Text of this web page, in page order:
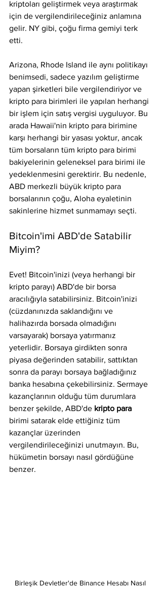
kriptoları geliştirmek veya araştırmak
için de vergilendirileceğiniz anlamına
gelir. NY gibi, çoğu firma gemiyi terk
etti.
Arizona, Rhode Island ile aynı politikayı
benimsedi, sadece yazılım geliştirme
yapan şirketleri bile vergilendiriyor ve
kripto para birimleri ile yapılan herhangi
bir işlem için satış vergisi uyguluyor. Bu
arada Hawaii'nin kripto para birimine
karşı herhangi bir yasası yoktur, ancak
tüm borsaların tüm kripto para birimi
bakiyelerinin geleneksel para birimi ile
yedeklenmesini gerektirir. Bu nedenle,
ABD merkezli büyük kripto para
borsalarının çoğu, Aloha eyaletinin
sakinlerine hizmet sunmamayı seçti.
Bitcoin'imi ABD'de Satabilir
Miyim?
Evet! Bitcoin'inizi (veya herhangi bir
kripto parayı) ABD'de bir borsa
aracılığıyla satabilirsiniz. Bitcoin'inizi
(cüzdanınızda saklandığını ve
halihazırda borsada olmadığını
varsayarak) borsaya yatırmanız
yeterlidir. Borsaya girdikten sonra
piyasa değerinden satabilir, sattıktan
sonra da parayı borsaya bağladığınız
banka hesabına çekebilirsiniz. Sermaye
kazançlarının olduğu tüm durumlara
benzer şekilde, ABD'de kripto para
birimi satarak elde ettiğiniz tüm
kazançlar üzerinden
vergilendirileceğinizi unutmayın. Bu,
hükümetin borsayı nasıl gördüğüne
benzer.
Birleşik Devletler'de Binance Hesabı Nasıl